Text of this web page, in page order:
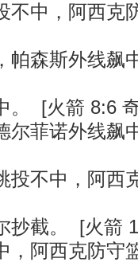
不中，阿西克
帕森斯外线飙
。 [火箭 8:6
尔菲诺外线飙
投不中，阿西
抄截。 [火箭
，阿西克防守